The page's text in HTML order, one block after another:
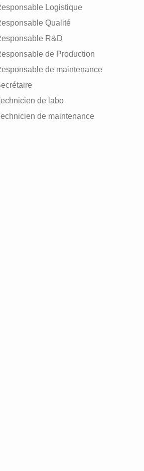
Responsable Logistique
Responsable Qualité
Responsable R&D
Responsable de Production
Responsable de maintenance
Secrétaire
Technicien de labo
Technicien de maintenance